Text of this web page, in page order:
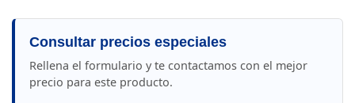
Consultar precios especiales
Rellena el formulario y te contactamos con el mejor
precio para este producto.